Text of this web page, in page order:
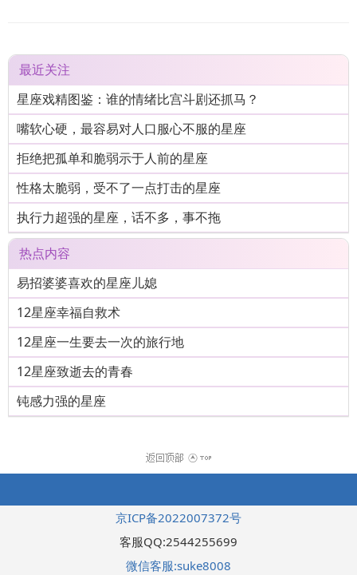
最近关注
星座戏精图鉴：谁的情绪比宫斗剧还抓马？
嘴软心硬，最容易对人口服心不服的星座
拒绝把孤单和脆弱示于人前的星座
性格太脆弱，受不了一点打击的星座
执行力超强的星座，话不多，事不拖
热点内容
易招婆婆喜欢的星座儿媳
12星座幸福自救术
12星座一生要去一次的旅行地
12星座致逝去的青春
钝感力强的星座
京ICP备2022007372号
客服QQ:2544255699
微信客服:suke8008